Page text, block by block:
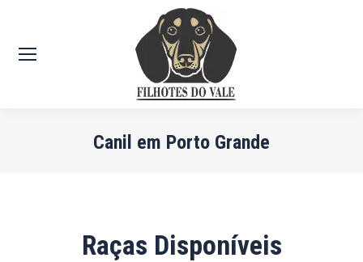
Canil em Porto Grande
Raças Disponíveis